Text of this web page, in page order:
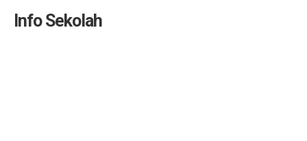
Info Sekolah